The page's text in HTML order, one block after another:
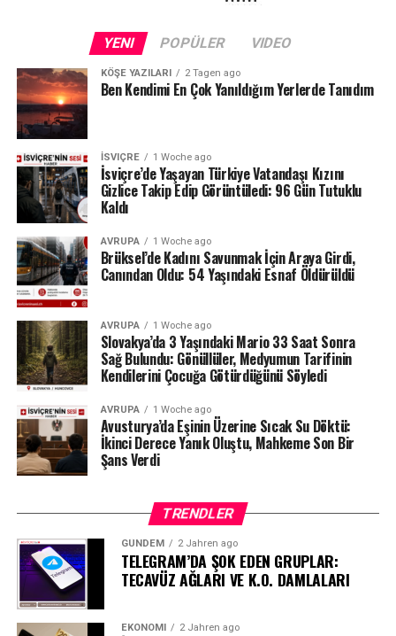
YENI POPÜLER VIDEO
KÖŞE YAZILARI 2 Tagen ago
Ben Kendimi En Çok Yanıldığım Yerlerde Tanıdım
İSVIÇRE 1 Woche ago
İsviçre’de Yaşayan Türkiye Vatandaşı Kızını
Gizlice Takip Edip Görüntüledi: 96 Gün Tutuklu
Kaldı
AVRUPA 1 Woche ago
Brüksel’de Kadını Savunmak İçin Araya Girdi,
Canından Oldu: 54 Yaşındaki Esnaf Öldürüldü
AVRUPA 1 Woche ago
Slovakya’da 3 Yaşındaki Mario 33 Saat Sonra
Sağ Bulundu: Gönüllüler, Medyumun Tarifinin
Kendilerini Çocuğa Götürdüğünü Söyledi
AVRUPA 1 Woche ago
Avusturya’da Eşinin Üzerine Sıcak Su Döktü:
İkinci Derece Yanık Oluştu, Mahkeme Son Bir
Şans Verdi
TRENDLER
GÜNDEM 2 Jahren ago
TELEGRAM’DA ŞOK EDEN GRUPLAR:
TECAVÜZ AĞLARI VE K.O. DAMLALARI
EKONOMI 2 Jahren ago